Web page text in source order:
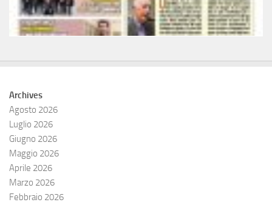
Archives
Agosto 2026
Luglio 2026
Giugno 2026
Maggio 2026
Aprile 2026
Marzo 2026
Febbraio 2026